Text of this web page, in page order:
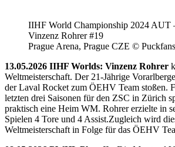
IIHF World Championship 2024 AUT
Vinzenz Rohrer #19
Prague Arena, Prague CZE ©
13.05.2026 IIHF Worlds: Vinzenz Rohrer
Weltmeisterschaft. Der 21-Jährige
der Laval Rocket zum ÖEHV Team stoßen.
letzten drei Saisonen für den ZSC in Zürich
praktisch eine Heim WM. Rohrer erzielte in
Spielen 4 Tore und 4 Assist.Zugleich wird
Weltmeisterschaft in Folge für das ÖEHV